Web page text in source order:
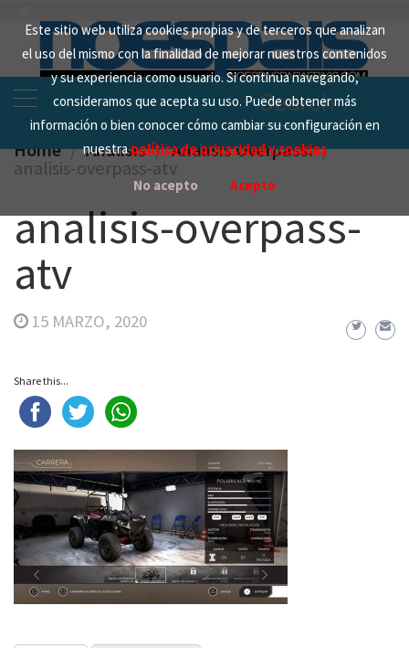
Este sitio web utiliza cookies propias y de terceros que analizan
el uso del mismo con la finalidad de mejorar nuestros contenidos
y su experiencia como usuario. Si continua navegando,
consideramos que acepta su uso. Puede obtener más
información o bien conocer cómo cambiar su configuración en
nuestrapolítica de privacidad y cookies
No acepto Acepto
content
Search
for:
Home Analisis Análisis Overpass.
analisis-overpass-atv
analisis-overpass-
atv
15 MARZO, 2020
Share this...